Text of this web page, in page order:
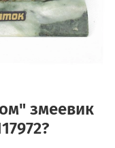
змеевик